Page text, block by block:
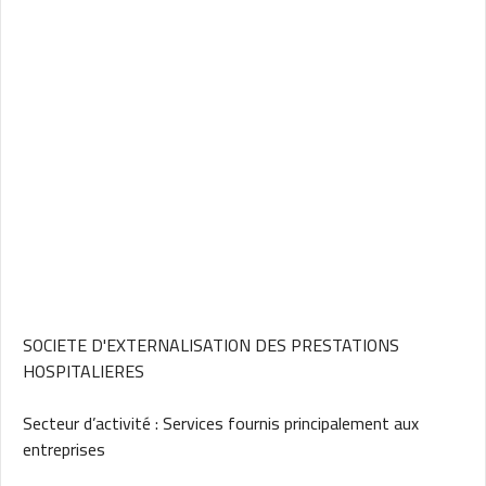
SOCIETE D'EXTERNALISATION DES PRESTATIONS
HOSPITALIERES
Secteur d’activité : Services fournis principalement aux
entreprises